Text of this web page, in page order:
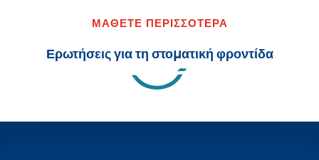
ΜΑΘΕΤΕ ΠΕΡΙΣΣΟΤΕΡΑ
Ερωτήσεις για τη στοματική φροντίδα